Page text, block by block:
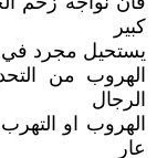
كبير
يستحيل مجرد في
الهروب من
الرجال
الهروب او
عار